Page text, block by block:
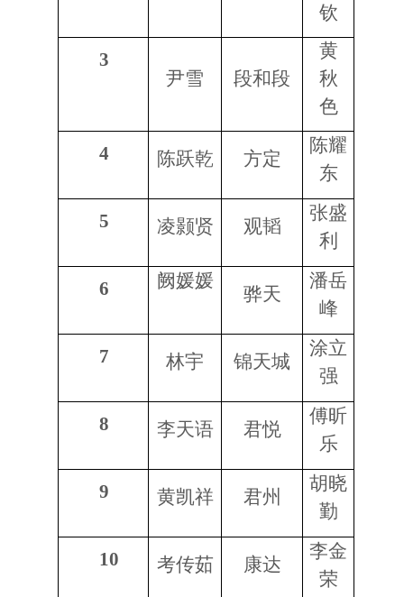
钦
3
尹雪
段和段
黄
秋
色
4 陈跃乾 方定
陈耀
东
5 凌颢贤 观韬
张盛
利
6 阙媛媛
骅天
潘岳
峰
7 林宇 锦天城
涂立
强
8 李天语 君悦
傅昕
乐
9 黄凯祥 君州
胡晓
勤
10 考传茹 康达
李金
荣